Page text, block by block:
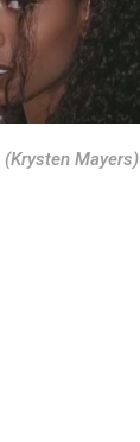
(Krysten Mayers)